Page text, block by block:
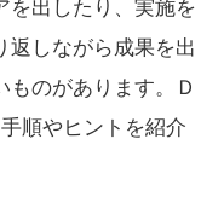
を出したり、実施を
返しながら成果を出
ものがあります。Ｄ
順やヒントを紹介